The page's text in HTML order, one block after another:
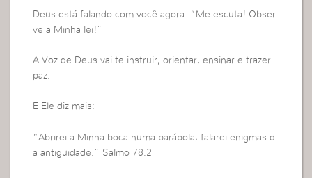
Deus está falando com você agora: “Me escuta! Obser
ve a Minha lei!”
A Voz de Deus vai te instruir, orientar, ensinar e trazer
paz.
E Ele diz mais:
“Abrirei a Minha boca numa parábola; falarei enigmas d
a antiguidade.” Salmo 78.2